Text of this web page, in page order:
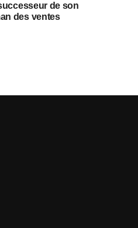
de son
des ventes